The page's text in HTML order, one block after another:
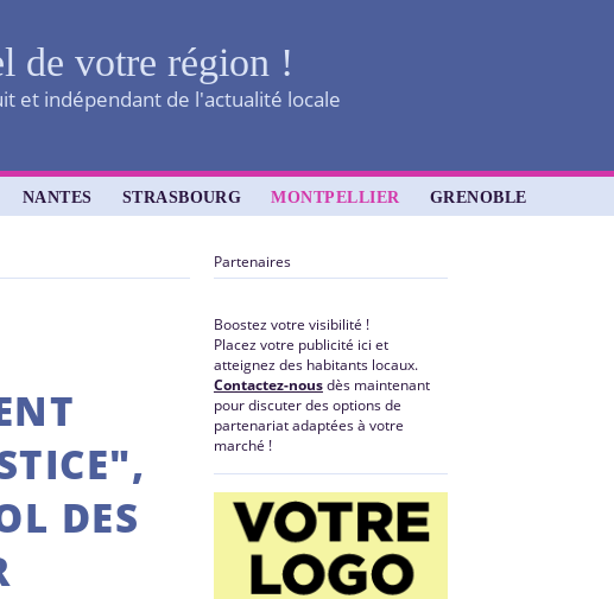
de votre région !
et indépendant de l'actualité locale
NANTES STRASBOURG MONTPELLIER GRENOBLE
DES
Partenaires
Boostez votre visibilité !
Placez votre publicité ici et
atteignez des habitants locaux.
Contactez-nousdès maintenant
pour discuter des options de
partenariat adaptées à votre
marché !